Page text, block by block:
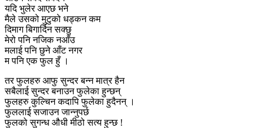
यदि भुलेर आएछ भने
मैले उसको मुटुको धड्कन कम
दिमाग बिगार्दिन सक्छु
मेरो पनि नजिक नआँउ
मलाई पनि छुने आँट नगर
म पनि एक फुल हुँ ।
तर फुलहरु आफु सुन्दर बन्न मात्र हैन
सबैलाई सुन्दर बनाउन फुलेका हुन्छन्
फुलहरु कुल्चिन कदापि फुलेका हुदैनन् ।
फुललाई सजाउन जान्नुपर्छ
फुलको सुगन्ध अ‍ौधी मीठो सत्य हुन्छ !